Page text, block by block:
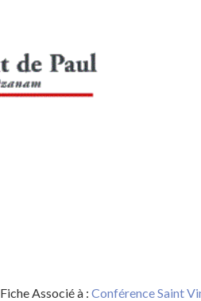
Fiche Associé à : Conférence Saint